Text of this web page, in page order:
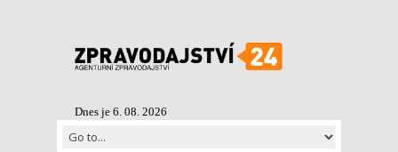
Dnes je 6. 08. 2026